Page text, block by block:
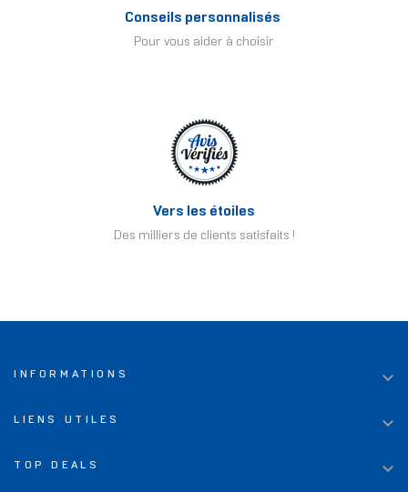
Conseils personnalisés
Pour vous aider à choisir
Vers les étoiles
Des milliers de clients satisfaits !
INFORMATIONS 
LIENS UTILES 
TOP DEALS 